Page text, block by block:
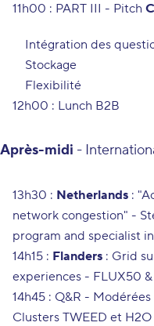
11h00 : PART III - Pitch
Intégration des
Stockage
Flexibilité
12h00 : Lunch B2B
Après-midi -
13h30 : Netherlands :
network congestion" -
program and specialist
14h15 : Flanders : Grid
experiences - FLUX50
14h45 : Q&R - Modérées
Clusters TWEED et H2O